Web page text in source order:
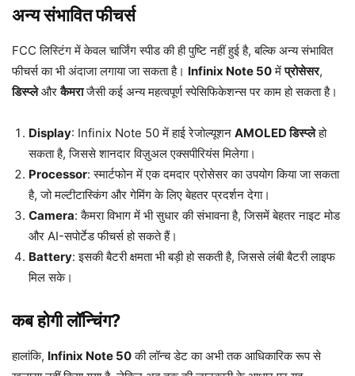
अन्य संभावित फीचर्स
FCC लिस्टिंग में केवल चार्जिंग स्पीड की ही पुष्टि नहीं हुई है, बल्कि अन्य संभावित
फीचर्स का भी अंदाजा लगाया जा सकता है। Infinix Note 50मेंप्रोसेसर,
डिस्प्लेऔरकैमराजैसी कई अन्य महत्वपूर्ण स्पेसिफिकेशन्स पर काम हो सकता है।
Display: Infinix Note 50 में हाई रेजोल्यूशन AMOLED डिस्प्लेहो
सकता है, जिससे शानदार विज़ुअल एक्सपीरियंस मिलेगा।
Processor: स्मार्टफोन में एक दमदार प्रोसेसर का उपयोग किया जा सकता
है, जो मल्टीटास्किंग और गेमिंग के लिए बेहतर प्रदर्शन देगा।
Camera: कैमरा विभाग में भी सुधार की संभावना है, जिसमें बेहतर नाइट मोड
और AI-सपोर्टेड फीचर्स हो सकते हैं।
Battery: इसकी बैटरी क्षमता भी बड़ी हो सकती है, जिससे लंबी बैटरी लाइफ
मिल सके।
कब होगी लॉन्चिंग?
हालांकि, Infinix Note 50की लॉन्च डेट का अभी तक आधिकारिक रूप से